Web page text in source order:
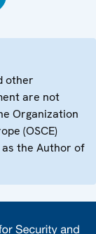
other
are not
Organization
(OSCE)
as the Author of